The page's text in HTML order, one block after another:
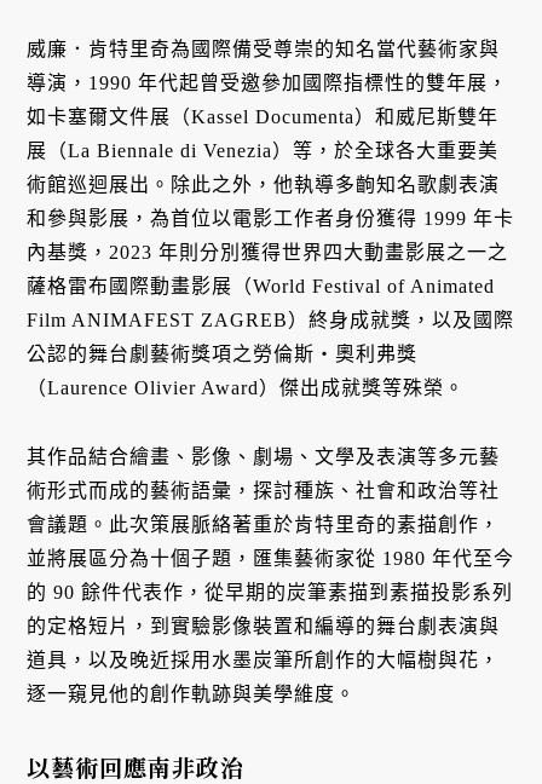
威廉．肯特里奇為國際備受尊崇的知名當代藝術家與
導演，1990 年代起曾受邀參加國際指標性的雙年展，
如卡塞爾文件展（Kassel Documenta）和威尼斯雙年
展（La Biennale di Venezia）等，於全球各大重要美
術館巡迴展出。除此之外，他執導多齣知名歌劇表演
和參與影展，為首位以電影工作者身份獲得 1999 年卡
內基獎，2023 年則分別獲得世界四大動畫影展之一之
薩格雷布國際動畫影展（World Festival of Animated
Film ANIMAFEST ZAGREB）終身成就獎，以及國際
公認的舞台劇藝術獎項之勞倫斯・奧利弗獎
（Laurence Olivier Award）傑出成就獎等殊榮。
其作品結合繪畫、影像、劇場、文學及表演等多元藝
術形式而成的藝術語彙，探討種族、社會和政治等社
會議題。此次策展脈絡著重於肯特里奇的素描創作，
並將展區分為十個子題，匯集藝術家從 1980 年代至今
的 90 餘件代表作，從早期的炭筆素描到素描投影系列
的定格短片，到實驗影像裝置和編導的舞台劇表演與
道具，以及晚近採用水墨炭筆所創作的大幅樹與花，
逐一窺見他的創作軌跡與美學維度。
以藝術回應南非政治